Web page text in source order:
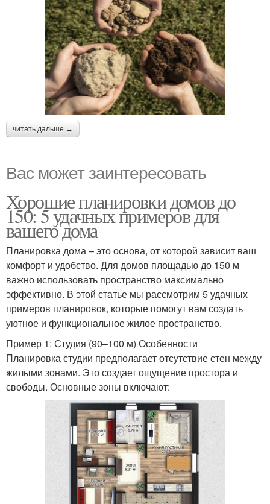
читать дальше →
Вас может заинтересовать
Хорошие планировки домов до
150: 5 удачных примеров для
вашего дома
Планировка дома – это основа, от которой зависит ваш
комфорт и удобство. Для домов площадью до 150 м
важно использовать пространство максимально
эффективно. В этой статье мы рассмотрим 5 удачных
примеров планировок, которые помогут вам создать
уютное и функциональное жилое пространство.
Пример 1: Студия (90–100 м) Особенности
Планировка студии предполагает отсутствие стен между
жилыми зонами. Это создает ощущение простора и
свободы. Основные зоны включают: